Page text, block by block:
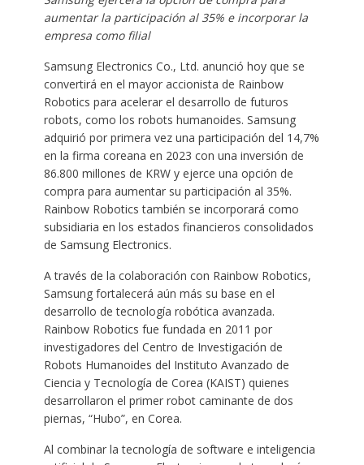
aumentar la participación al 35% e incorporar la
empresa como filial
Samsung Electronics Co., Ltd. anunció hoy que se
convertirá en el mayor accionista de Rainbow
Robotics para acelerar el desarrollo de futuros
robots, como los robots humanoides. Samsung
adquirió por primera vez una participación del 14,7%
en la firma coreana en 2023 con una inversión de
86.800 millones de KRW y ejerce una opción de
compra para aumentar su participación al 35%.
Rainbow Robotics también se incorporará como
subsidiaria en los estados financieros consolidados
de Samsung Electronics.
A través de la colaboración con Rainbow Robotics,
Samsung fortalecerá aún más su base en el
desarrollo de tecnología robótica avanzada.
Rainbow Robotics fue fundada en 2011 por
investigadores del Centro de Investigación de
Robots Humanoides del Instituto Avanzado de
Ciencia y Tecnología de Corea (KAIST) quienes
desarrollaron el primer robot caminante de dos
piernas, “Hubo”, en Corea.
Al combinar la tecnología de software e inteligencia